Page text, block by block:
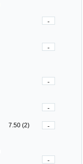
-
-
-
-
7.50 (2)
-
-